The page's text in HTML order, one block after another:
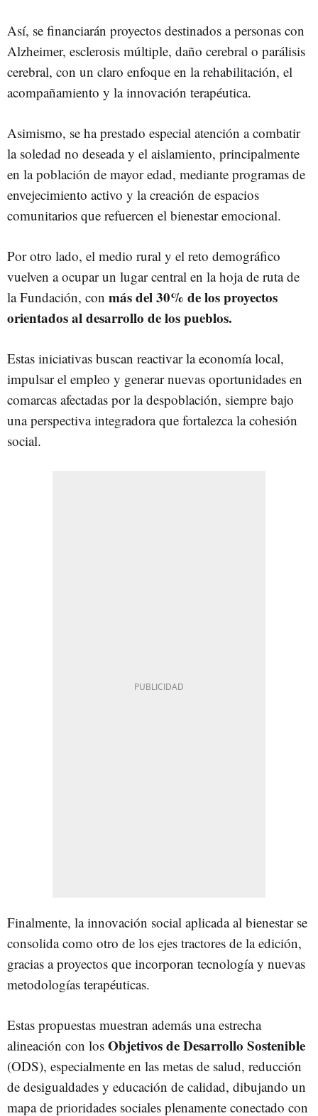
Así, se financiarán proyectos destinados a personas con
Alzheimer, esclerosis múltiple, daño cerebral o parálisis
cerebral, con un claro enfoque en la rehabilitación, el
acompañamiento y la innovación terapéutica.
Asimismo, se ha prestado especial atención a combatir
la soledad no deseada y el aislamiento, principalmente
en la población de mayor edad, mediante programas de
envejecimiento activo y la creación de espacios
comunitarios que refuercen el bienestar emocional.
Por otro lado, el medio rural y el reto demográfico
vuelven a ocupar un lugar central en la hoja de ruta de
la Fundación, con más del 30% de los proyectos
orientados al desarrollo de los pueblos.
Estas iniciativas buscan reactivar la economía local,
impulsar el empleo y generar nuevas oportunidades en
comarcas afectadas por la despoblación, siempre bajo
una perspectiva integradora que fortalezca la cohesión
social.
Finalmente, la innovación social aplicada al bienestar se
consolida como otro de los ejes tractores de la edición,
gracias a proyectos que incorporan tecnología y nuevas
metodologías terapéuticas.
Estas propuestas muestran además una estrecha
alineación con los Objetivos de Desarrollo Sostenible
(ODS), especialmente en las metas de salud, reducción
de desigualdades y educación de calidad, dibujando un
mapa de prioridades sociales plenamente conectado con